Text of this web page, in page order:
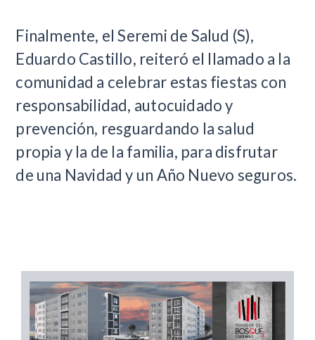
Finalmente, el Seremi de Salud (S),
Eduardo Castillo, reiteró el llamado a la
comunidad a celebrar estas fiestas con
responsabilidad, autocuidado y
prevención, resguardando la salud
propia y la de la familia, para disfrutar
de una Navidad y un Año Nuevo seguros.